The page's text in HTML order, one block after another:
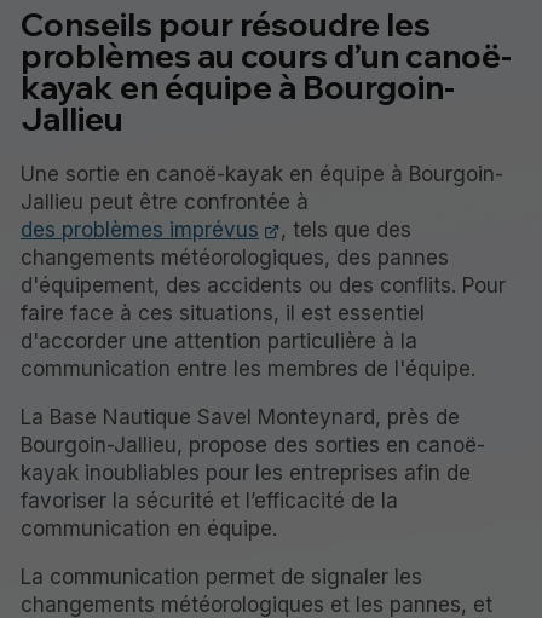
Conseils pour résoudre les
problèmes au cours d’un canoë-
kayak en équipe à Bourgoin-
Jallieu
Une sortie en canoë-kayak en équipe à Bourgoin-
Jallieu peut être confrontée à
des problèmes imprévus
, tels que des
changements météorologiques, des pannes
d'équipement, des accidents ou des conflits. Pour
faire face à ces situations, il est essentiel
d'accorder une attention particulière à la
communication entre les membres de l'équipe.
La Base Nautique Savel Monteynard, près de
Bourgoin-Jallieu, propose des sorties en canoë-
kayak inoubliables pour les entreprises afin de
favoriser la sécurité et l’efficacité de la
communication en équipe.
La communication permet de signaler les
changements météorologiques et les pannes, et